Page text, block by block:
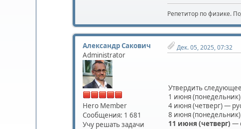
Репетитор по физике.
Александр Сакович
Administrator
Hero Member
Сообщения: 1 681
Учу решать задачи
Дек. 05, 2025, 07:32
Утвердить
1 июня
4 июня (четверг) —
8 июня
11 июня (четверг) —